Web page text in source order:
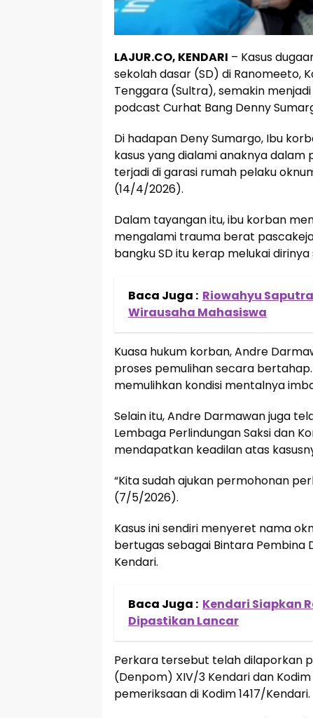
LAJUR.CO, KENDARI – Kasus
sekolah dasar (SD) di Ranomeeto,
Tenggara (Sultra), semakin
podcast Curhat Bang Denny
Di hadapan Deny Sumargo, Ibu
kasus yang dialami anaknya
terjadi di garasi rumah pelaku
(14/4/2026).
Dalam tayangan itu, ibu korban
mengalami trauma berat
bangku SD itu kerap melukai
Baca Juga : Riowahyu Saputra
Wirausaha Mahasiswa
Kuasa hukum korban, Andre
proses pemulihan secara
memulihkan kondisi mentalnya
Selain itu, Andre Darmawan juga
Lembaga Perlindungan Saksi dan
mendapatkan keadilan atas
“Kita sudah ajukan permohonan
(7/5/2026).
Kasus ini sendiri menyeret nama
bertugas sebagai Bintara Pembina
Kendari.
Baca Juga : Kendari Siapkan
Dipastikan Lancar
Perkara tersebut telah dilaporkan
(Denpom) XIV/3 Kendari dan
pemeriksaan di Kodim 1417/Kendari.